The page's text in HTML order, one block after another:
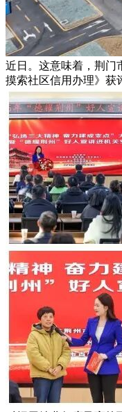
近日。这意味着，荆门
摸索社区信用办理》获